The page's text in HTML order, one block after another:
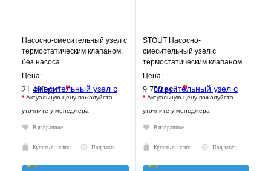
Насосно-смесительный узел с
термостатическим клапаном,
без насоса
Цена:
21 400 руб.*
* Актуальную цену пожалуйста
уточните у менеджера
В избранное
Купить в 1 клик Под заказ
STOUT Насосно-
смесительный узел с
термостатическим клапаном
20-43°C и
жидкокристаллическим
термомет
Цена:
9 750 руб.*
* Актуальную цену пожалуйста
уточните у менеджера
В избранное
Купить в 1 клик Под заказ